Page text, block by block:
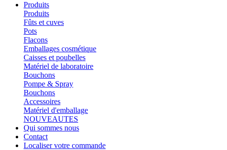
Produits
Produits
Fûts et cuves
Pots
Flacons
Emballages cosmétique
Caisses et poubelles
Matériel de laboratoire
Bouchons
Pompe & Spray
Bouchons
Accessoires
Matériel d'emballage
NOUVEAUTES
Qui sommes nous
Contact
Localiser votre commande